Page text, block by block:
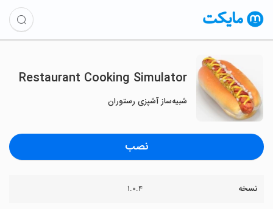
Restaurant Cooking Simulator
شبیه‌ساز آشپزی رستوران
نصب
نسخه ۱.۰.۴